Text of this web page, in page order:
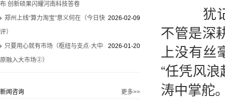
布 创新硕果闪耀河南科技答卷
2026-02-09
郑州上线“算力淘宝”意义何在（今日快
评）
2026-01-20
只要用心就有市场（枢纽与支点·大中
原融入大市场②）
更多>>
新闻咨询
犹记
不管是深
上没有丝
“任凭风
涛中掌舵